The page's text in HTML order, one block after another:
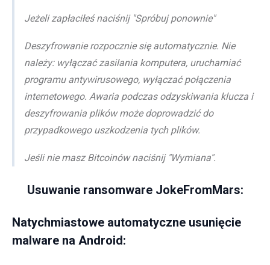
Jeżeli zapłaciłeś naciśnij "Spróbuj ponownie"
Deszyfrowanie rozpocznie się automatycznie. Nie
należy: wyłączać zasilania komputera, uruchamiać
programu antywirusowego, wyłączać połączenia
internetowego. Awaria podczas odzyskiwania klucza i
deszyfrowania plików może doprowadzić do
przypadkowego uszkodzenia tych plików.
Jeśli nie masz Bitcoinów naciśnij "Wymiana".
Usuwanie ransomware JokeFromMars:
Natychmiastowe automatyczne usunięcie
malware na Android: